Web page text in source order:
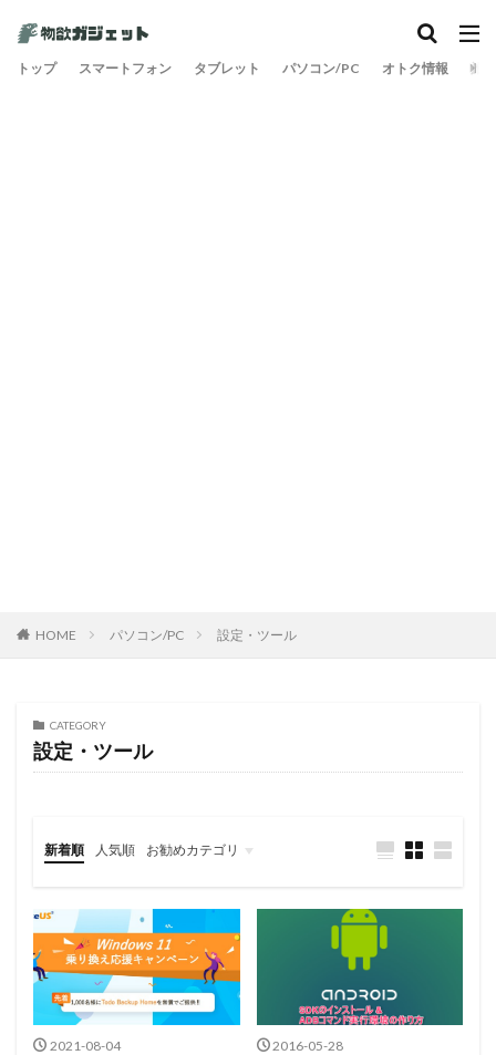
トップ スマートフォン タブレット パソコン/PC オトク情報 旅
HOME パソコン/PC 設定・ツール
CATEGORY
設定・ツール
新着順 人気順 お勧めカテゴリ
2021-08-04 2016-05-28